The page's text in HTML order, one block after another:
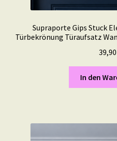
Supraporte Gips Stuck
Türbekrönung Türaufsatz
39,90
In den